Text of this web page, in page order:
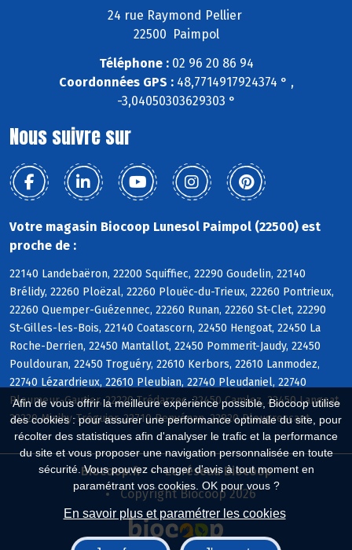
Afin de vous offrir la meilleure expérience possible, Biocoop utilise
des cookies : pour assurer une performance optimale du site, pour
récolter des statistiques afin d'analyser le trafic et la performance
du site et vous proposer une navigation personnalisée en toute
sécurité. Vous pouvez changer d'avis à tout moment en
paramétrant vos cookies. OK pour vous ?
En savoir plus et paramétrer les cookies
24 rue Raymond Pellier
22500 Paimpol
Téléphone :02 96 20 86 94
Coordonnées GPS :48,7714917924374 ° ,
-3,04050303629303 °
Nous suivre sur
Votre magasin Biocoop Lunesol Paimpol (22500) est
proche de :
22140 Landebaëron, 22200 Squiffiec, 22290 Goudelin, 22140
Brélidy, 22260 Ploëzal, 22260 Plouëc-du-Trieux, 22260 Pontrieux,
22260 Quemper-Guézennec, 22260 Runan, 22260 St-Clet, 22290
St-Gilles-les-Bois, 22140 Coatascorn, 22450 Hengoat, 22450 La
Roche-Derrien, 22450 Mantallot, 22450 Pommerit-Jaudy, 22450
Pouldouran, 22450 Troguéry, 22610 Kerbors, 22610 Lanmodez,
22740 Lézardrieux, 22610 Pleubian, 22740 Pleudaniel, 22740
Pleumeur-Gautier, 22220 Trédarzec, 22450 Camlez, 22450 Langoat,
22220 Minihy-Tréguier, 22710 Penvénan, 22820 Plougrescant
Biocoop.fr
Le réseau Biocoop
Copyright Biocoop 2026